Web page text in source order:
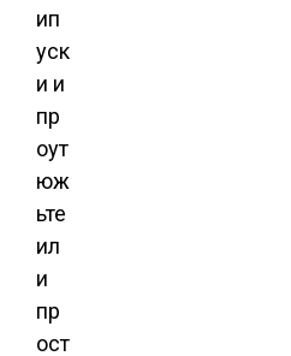
ип
уск
и и
пр
оут
юж
ьте
ил
и
пр
ост